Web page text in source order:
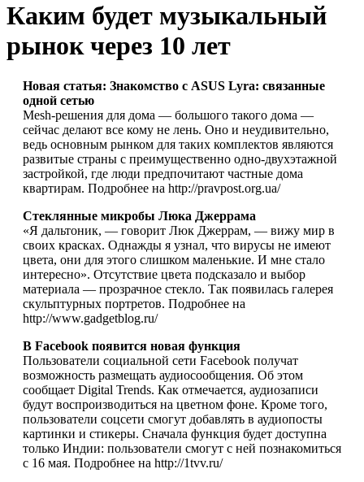
Каким будет музыкальный
рынок через 10 лет
Новая статья: Знакомство с ASUS Lyra: связанные
одной сетью
Mesh-решения для дома — большого такого дома —
сейчас делают все кому не лень. Оно и неудивительно,
ведь основным рынком для таких комплектов являются
развитые страны с преимущественно одно-двухэтажной
застройкой, где люди предпочитают частные дома
квартирам. Подробнее на http://pravpost.org.ua/
Стеклянные микробы Люка Джеррама
«Я дальтоник, — говорит Люк Джеррам, — вижу мир в
своих красках. Однажды я узнал, что вирусы не имеют
цвета, они для этого слишком маленькие. И мне стало
интересно». Отсутствие цвета подсказало и выбор
материала — прозрачное стекло. Так появилась галерея
скульптурных портретов. Подробнее на
http://www.gadgetblog.ru/
В Facebook появится новая функция
Пользователи социальной сети Facebook получат
возможность размещать аудиосообщения. Об этом
сообщает Digital Trends. Как отмечается, аудиозаписи
будут воспроизводиться на цветном фоне. Кроме того,
пользователи соцсети смогут добавлять в аудиопосты
картинки и стикеры. Сначала функция будет доступна
только Индии: пользователи смогут с ней познакомиться
с 16 мая. Подробнее на http://1tvv.ru/